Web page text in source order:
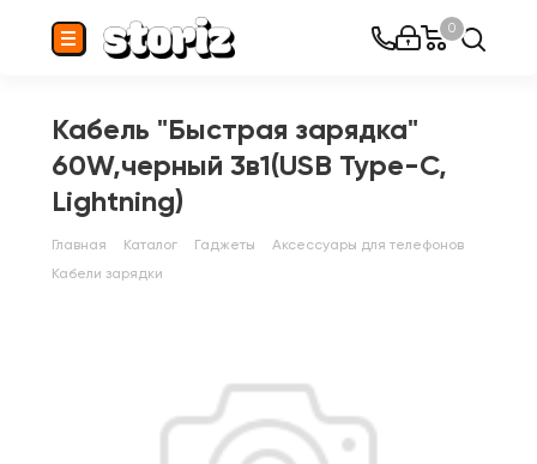
0
Кабель "Быстрая зарядка"
60W,черный 3в1(USB Type-C,
Lightning)
Главная Каталог Гаджеты
Аксессуары для телефонов
Кабели зарядки